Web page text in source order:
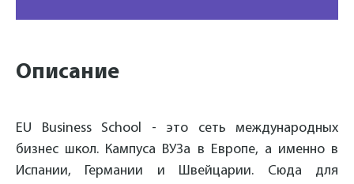
Описание
EU Business School - это сеть международных
бизнес школ. Кампуса ВУЗа в Европе, а именно в
Испании, Германии и Швейцарии. Сюда для